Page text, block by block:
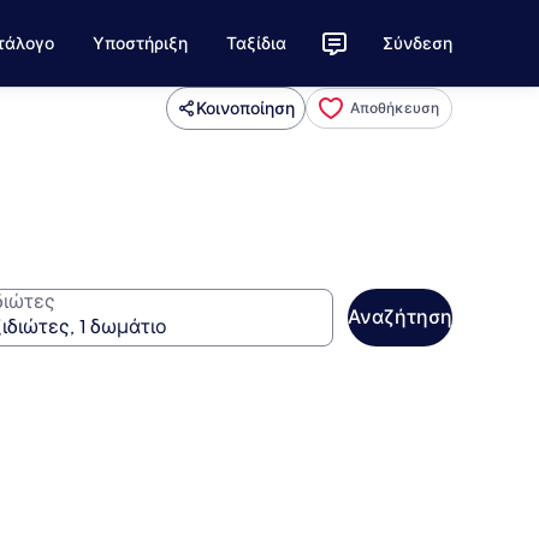
Υποστήριξη Ταξίδια Σύνδεση
Κοινοποίηση Αποθήκευση
Αναζήτηση